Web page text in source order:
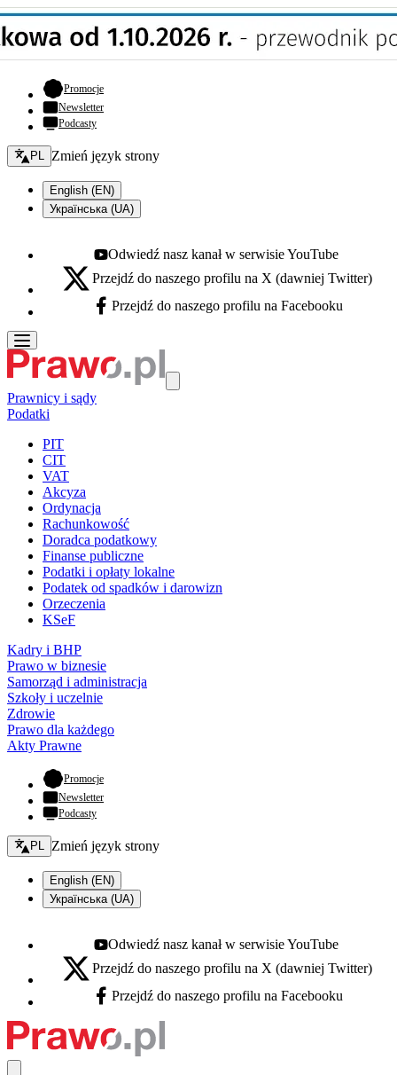
Promocje- otwiera się w nowej karcie
Newsletter
Podcasty
Zmień język - bieżący:
PL Zmień język strony
English (EN)
Українська (UA)
Youtube - otwiera się w nowej karcie
Odwiedź nasz kanał w serwisie YouTube
X - otwiera się w nowej karcie
Przejdź do naszego profilu na X (dawniej Twitter)
Facebook - otwiera się w nowej karcie
Przejdź do naszego profilu na Facebooku
Prawnicy i sądy
Podatki
PIT
CIT
VAT
Akcyza
Ordynacja
Rachunkowość
Doradca podatkowy
Finanse publiczne
Podatki i opłaty lokalne
Podatek od spadków i darowizn
Orzeczenia
KSeF
Kadry i BHP
Prawo w biznesie
Samorząd i administracja
Szkoły i uczelnie
Zdrowie
Prawo dla każdego
Akty Prawne
Promocje- otwiera się w nowej karcie
Newsletter
Podcasty
Zmień język - bieżący:
PL Zmień język strony
English (EN)
Українська (UA)
Youtube - otwiera się w nowej karcie
Odwiedź nasz kanał w serwisie YouTube
X - otwiera się w nowej karcie
Przejdź do naszego profilu na X (dawniej Twitter)
Facebook - otwiera się w nowej karcie
Przejdź do naszego profilu na Facebooku